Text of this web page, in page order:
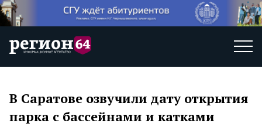
В Саратове озвучили дату открытия
парка с бассейнами и катками